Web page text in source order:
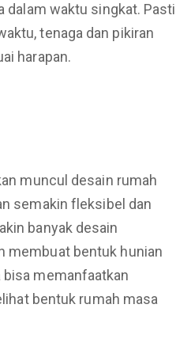
dalam waktu singkat. Pasti
tenaga dan pikiran
harapan.
muncul desain rumah
semakin fleksibel dan
banyak desain
membuat bentuk hunian
bisa memanfaatkan
bentuk rumah masa